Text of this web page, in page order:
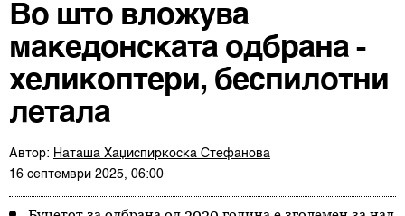
Во што вложува
македонската одбрана -
хеликоптери, беспилотни
летала
Автор: Наташа Хаџиспиркоска Стефанова
16 септември 2025, 06:00